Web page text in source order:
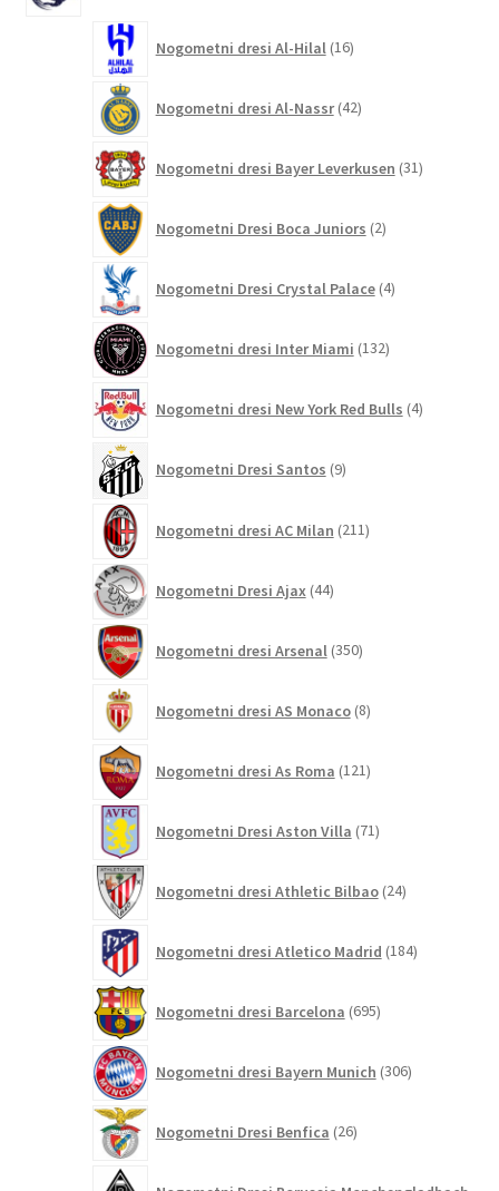
Nogometni dresi Al-Hilal 16izdelkov
Nogometni dresi Al-Nassr 42izdelkov
Nogometni dresi Bayer Leverkusen 31izdelkov
Nogometni Dresi Boca Juniors 2izdelka
Nogometni Dresi Crystal Palace 4izdelki
Nogometni dresi Inter Miami 132izdelkov
Nogometni dresi New York Red Bulls 4izdelki
Nogometni Dresi Santos 9izdelkov
Nogometni dresi AC Milan 211izdelkov
Nogometni Dresi Ajax 44izdelkov
Nogometni dresi Arsenal 350izdelkov
Nogometni dresi AS Monaco 8izdelkov
Nogometni dresi As Roma 121izdelkov
Nogometni Dresi Aston Villa 71izdelkov
Nogometni dresi Athletic Bilbao 24izdelkov
Nogometni dresi Atletico Madrid 184izdelkov
Nogometni dresi Barcelona 695izdelkov
Nogometni dresi Bayern Munich 306izdelkov
Nogometni Dresi Benfica 26izdelkov